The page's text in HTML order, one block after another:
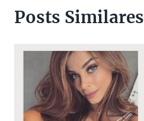
Posts Similares